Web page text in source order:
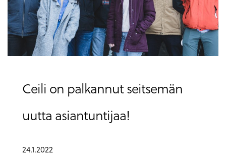
Ceili on palkannut seitsemän
uutta asiantuntijaa!
24.1.2022